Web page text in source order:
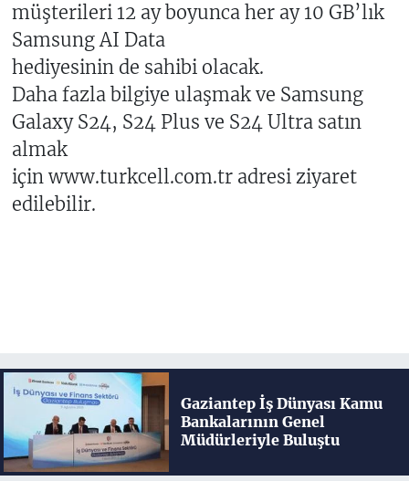
müşterileri 12 ay boyunca her ay 10 GB’lık
Samsung AI Data
hediyesinin de sahibi olacak.
Daha fazla bilgiye ulaşmak ve Samsung
Galaxy S24, S24 Plus ve S24 Ultra satın
almak
için www.turkcell.com.tr adresi ziyaret
edilebilir.
Gaziantep İş Dünyası Kamu
Bankalarının Genel
Müdürleriyle Buluştu